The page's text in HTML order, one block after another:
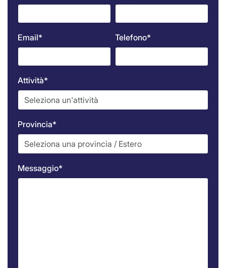
Email* Telefono*
Attività*
Provincia*
Messaggio*